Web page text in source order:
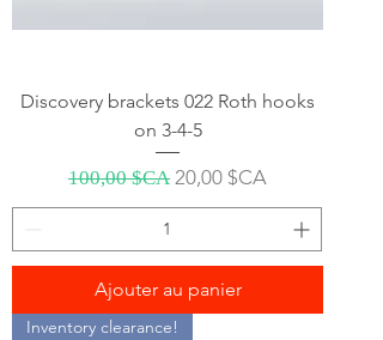
Discovery brackets 022 Roth hooks
on 3-4-5
Prix original
100,00 $CA Prix promotionnel
20,00 $CA
Ajouter au panier
Inventory clearance!